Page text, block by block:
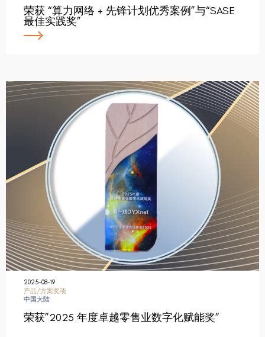
荣获 “算力网络 + 先锋计划优秀案例”与“SASE
最佳实践奖”
2025-08-19
产品/方案奖项
中国大陆
荣获”2025 年度卓越零售业数字化赋能奖”